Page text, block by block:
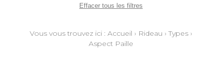
Effacer tous les filtres
Vous vous trouvez ici : Accueil › Rideau ›Types ›
Aspect Paille